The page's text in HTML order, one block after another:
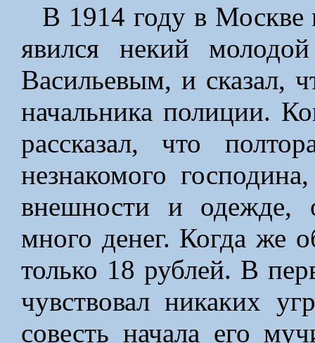
В 1914 году в Москве
явился некий
Васильевым, и сказал,
начальника полиции.
рассказал, что
незнакомого
внешности и одежде,
много денег. Когда же
только 18 рублей. В
чувствовал никаких
совесть начала его